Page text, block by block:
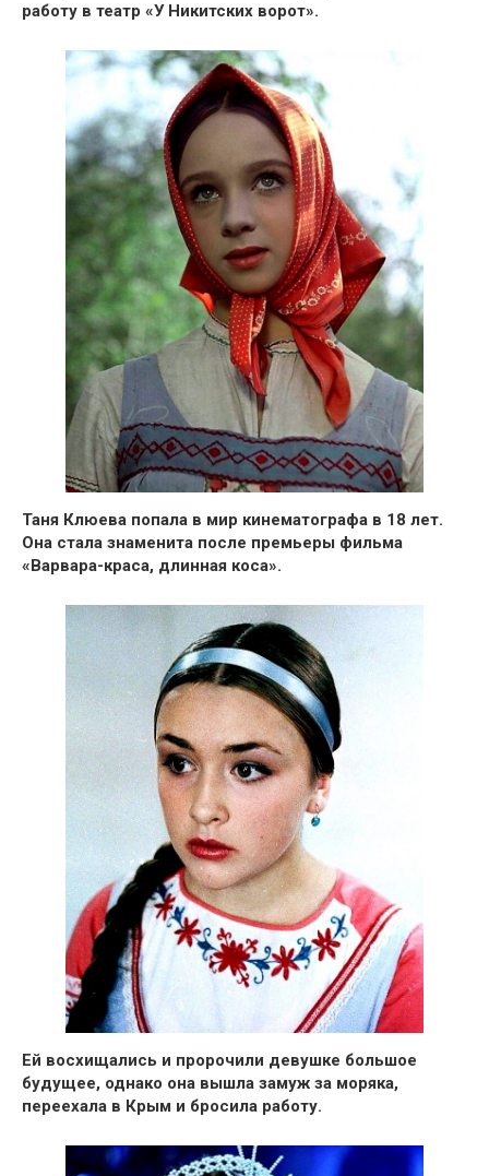
работу в театр «У Никитских ворот».
Таня Клюева попала в мир кинематографа в 18 лет.
Она стала знаменита после премьеры фильма
«Варвара-краса, длинная коса».
Ей восхищались и пророчили девушке большое
будущее, однако она вышла замуж за моряка,
переехала в Крым и бросила работу.